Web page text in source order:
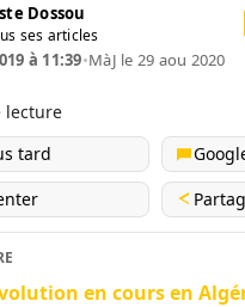
Dossou
ses articles
à 11:39•MàJ le 29 aou 2020
lecture
tard
en cours en